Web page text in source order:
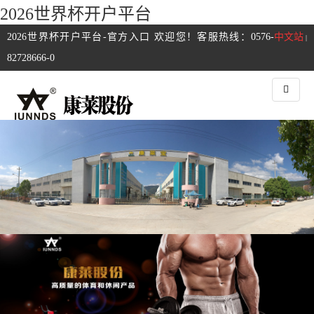
2026世界杯开户平台
中文站 |
2026世界杯开户平台-官方入口 欢迎您！客服热线：0576-
82728666-0